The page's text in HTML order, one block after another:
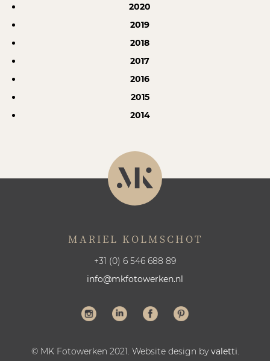
2020
2019
2018
2017
2016
2015
2014
MARIEL KOLMSCHOT
+31 (0) 6 546 688 89
info@mkfotowerken.nl
© MK Fotowerken 2021. Website design byvaletti.